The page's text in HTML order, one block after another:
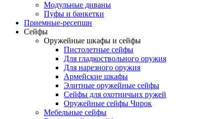
Модульные диваны
Пуфы и банкетки
Приемные-ресепшн
Сейфы
Оружейные шкафы и сейфы
Пистолетные сейфы
Для гладкоствольного оружия
Для нарезного оружия
Армейские шкафы
Элитные оружейные сейфы
Сейфы для охотничьих ружей
Оружейные сейфы Чирок
Мебельные сейфы